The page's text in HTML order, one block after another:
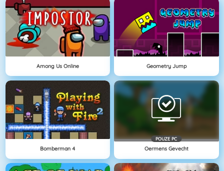
Among Us Online Geometry Jump
Bomberman 4
POUZE PC
Oermens Gevecht